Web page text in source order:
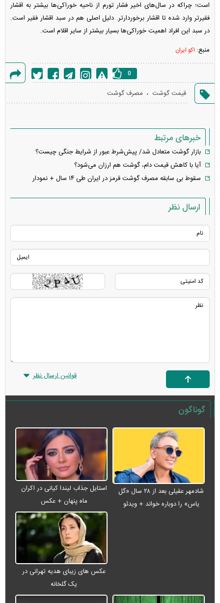
است؛ چراکه در سال‌های اخیر فشار تورم از ناحیه خوراکی‌ها بیشتر به اقشار
فقیرتر وارد شده تا اقشار برخوردارتر. دلیل اصلی هم در سبد اقشار فقیر است.
در سبد این افراد اهمیت خوراکی‌ها بسیار بیشتر از سایر اقلام است.
منبع: اکو ایران
خطا
0
قیمت گوشت ، مصرف گوشت
خبرهای مرتبط
بازار گوشت متعادل شد/ پیش‌شرط عبور از شرایط جنگی چیست؟
آیا با کاهش قیمت دام، گوشت هم ارزان می‌شود؟
سقوط بی سابقه مصرف گوشت قرمز در ایران طی ۱۴ سال + نمودار
ارسال نظر
قوانین ارسال نظر
گوناگون
شادمهر عقیلی بعد از ۲۸ سال «گل
یاس» را دوباره خواند + ویدئو
استایل جذاب لیندا کیانی در اکران
ماه پنهان + عکس
عکس های زیبای هدیه تهرانی در
یک گلخانه